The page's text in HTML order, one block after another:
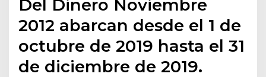
Del Dinero Noviembre
2012 abarcan desde el 1 de
octubre de 2019 hasta el 31
de diciembre de 2019.